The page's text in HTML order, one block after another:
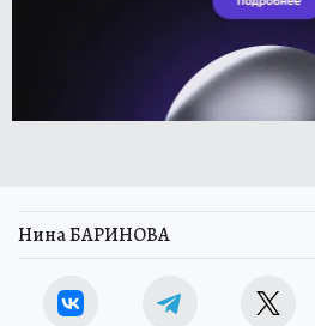
Нина БАРИНОВА